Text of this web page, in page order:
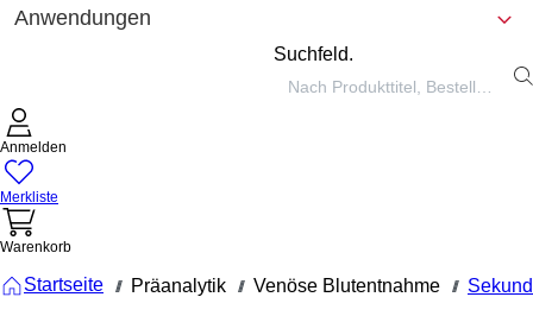
Anwendungen
Suchfeld.
Anmelden
Merkliste
Warenkorb
Startseite /// Präanalytik /// Venöse Blutentnahme ///